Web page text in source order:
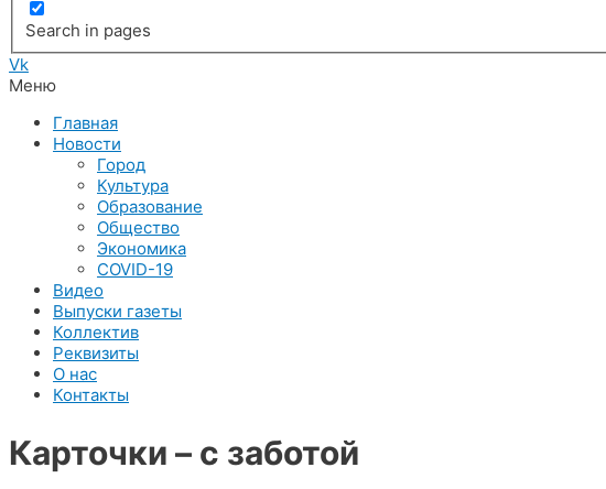
Search in pages
Vk
Меню
Главная
Новости
Город
Культура
Образование
Общество
Экономика
COVID-19
Видео
Выпуски газеты
Коллектив
Реквизиты
О нас
Контакты
Карточки – с заботой